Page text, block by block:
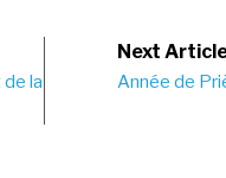
de la
Next
Année de